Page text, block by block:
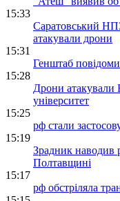
15:33
Саратовський
атакували дрони
15:31
Генштаб
15:28
Дрони атакували
університет
15:25
рф стали
15:19
Зрадник наводив
Полтавщині
15:17
рф обстріляла